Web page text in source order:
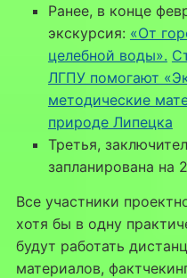
Ранее, в конце
экскурсия: «От
целебной воды».
ЛГПУ помогают
методические
природе Липецка
Третья,
запланирована на
Все участники
хотя бы в одну
будут работать
материалов,